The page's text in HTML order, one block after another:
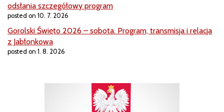
odsłania szczegółowy program
posted on 10. 7. 2026
Gorolski Święto 2026 – sobota. Program, transmisja i relacja
z Jabłonkowa
posted on 1. 8. 2026